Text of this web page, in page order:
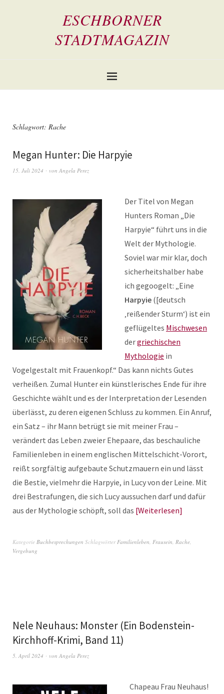
ESCHBORNER
STADTMAGAZIN
Schlagwort: Rache
Megan Hunter: Die Harpyie
15. Juli 2024 von Angela Perez
Der Titel von Megan
Hunters Roman „Die
Harpyie“ führt uns in die
Welt der Mythologie.
Soviel war mir klar, doch
sicherheitshalber habe
ich gegoogelt: „Eine
Harpyie ([deutsch
‚reißender Sturm‘) ist ein
geflügeltes Mischwesen
dergriechischen
Mythologie in
Vogelgestalt mit Frauenkopf.“ Das kann nichts Gutes
verheißen. Zumal Hunter ein künstlerisches Ende für ihre
Geschichte wählt und es der Interpretation der Lesenden
überlässt, zu deren eigenen Schluss zu kommen. Ein Anruf,
ein Satz – ihr Mann betrügt sie mit meiner Frau –
verändert das Leben zweier Ehepaare, das beschauliche
Familienleben in einem englischen Mittelschicht-Vorort,
reißt sorgfältig aufgebaute Schutzmauern ein und lässt
die Bestie, vielmehr die Harpyie, in Lucy von der Leine. Mit
drei Bestrafungen, die sich Lucy aussuchen darf und dafür
aus der Mythologie schöpft, soll das Weiterlesen
Kategorie Buchbesprechungen SchlagwörterFamilienleben, Frausein, Rache,
Vergebung
Nele Neuhaus: Monster (Ein Bodenstein-
Kirchhoff-Krimi, Band 11)
5. April 2024 von Angela Perez
Chapeau Frau Neuhaus!